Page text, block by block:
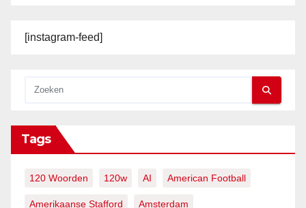
[instagram-feed]
Tags
120 Woorden 120w AI American Football
Amerikaanse Stafford Amsterdam